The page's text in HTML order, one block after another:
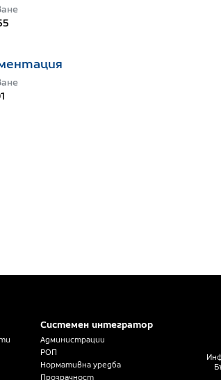
Системен интегратор
Администрации
РОП
Нормативна уредба
Прозрачност